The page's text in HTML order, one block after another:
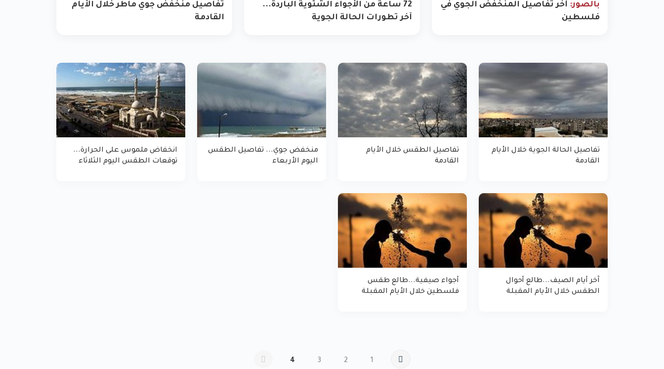
بالصور: آخر تفاصيل المنخفض الجوي في
فلسطين
72 ساعة من الأجواء الشتوية الباردة...
آخر تطورات الحالة الجوية
تفاصيل منخفض جوي ماطر خلال الأيام
القادمة
تفاصيل الحالة الجوية خلال الأيام
القادمة
تفاصيل الطقس خلال الأيام
القادمة
منخفض جوي... تفاصيل الطقس
اليوم الأربعاء
انخفاض ملموس على الحرارة...
توقعات الطقس اليوم الثلاثاء
آخر أيام الصيف...طالع أحوال
الطقس خلال الأيام المقبلة
أجواء صيفية...طالع طقس
فلسطين خلال الأيام المقبلة
1
2
3
4